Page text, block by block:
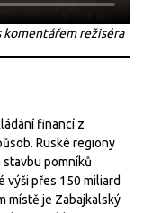
komentářem režiséra
financí z
Ruské regiony
pomníků
výši přes 150 miliard
místě je Zabajkalský